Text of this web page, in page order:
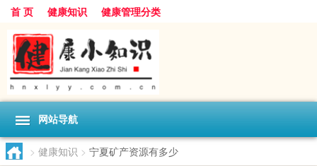
首 页 健康知识 健康管理分类
网站导航
> 健康知识 > 宁夏矿产资源有多少